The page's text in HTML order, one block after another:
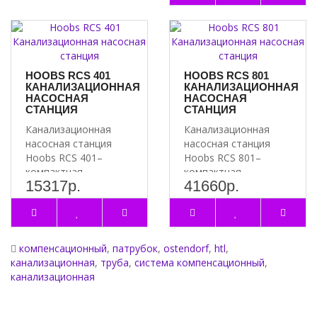
HOOBS RCS 401
КАНАЛИЗАЦИОННАЯ
НАСОСНАЯ
СТАНЦИЯ
Канализационная
насосная станция
Hoobs RCS 401–
компактная
установка
водоотведения, в
основе к..
15317р.
HOOBS RCS 801
КАНАЛИЗАЦИОННАЯ
НАСОСНАЯ
СТАНЦИЯ
Канализационная
насосная станция
Hoobs RCS 801–
компактная
установка
водоотведения, в
основе к..
41660р.
компенсационный, патрубок, ostendorf, htl,
канализационная, труба, система компенсационный,
канализационная